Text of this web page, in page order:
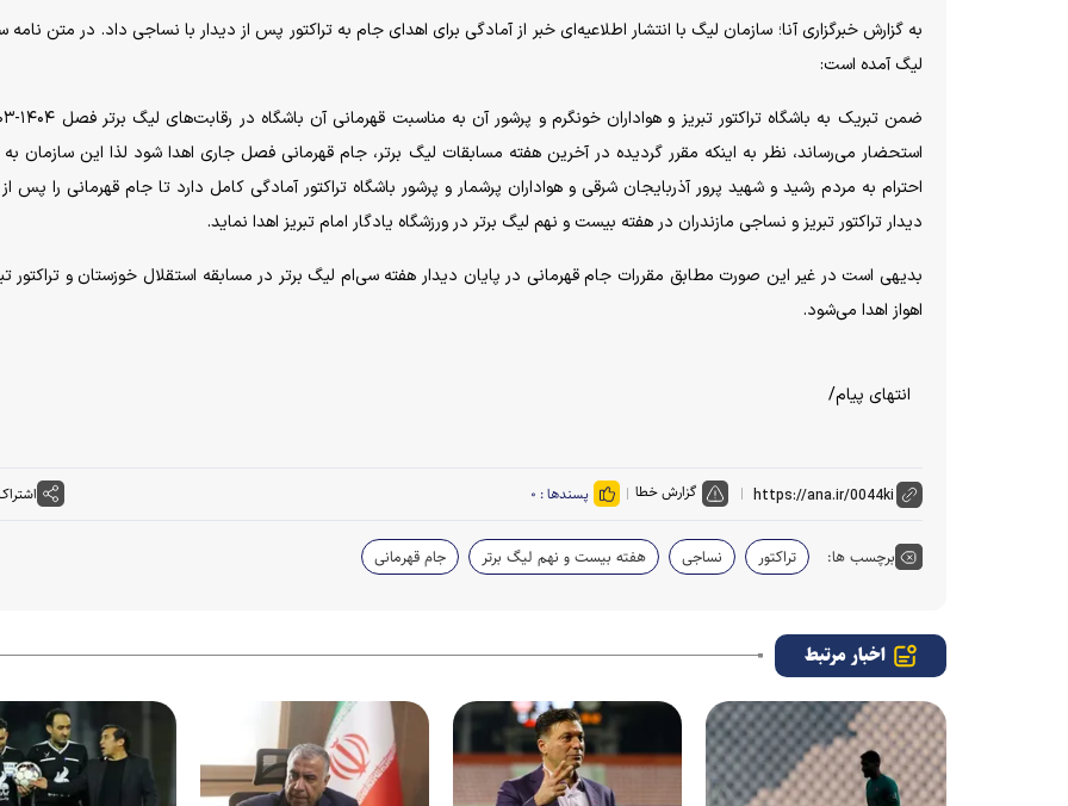
به گزارش خبرگزاری آنا؛ سازمان لیگ با انتشار اطلاعیه‌ای خبر از آمادگی برای اهدای جام به تراکتور پس از دیدار با نساجی داد. در متن نامه
لیگ آمده است:
استحضار می‌رساند، نظر به اینکه مقرر گردیده در آخرین هفته مسابقات لیگ برتر، جام قهرمانی فصل جاری اهدا شود لذا این سازمان به
احترام به مردم رشید و شهید پرور آذربایجان شرقی و هواداران پرشمار و پرشور باشگاه تراکتور آمادگی کامل دارد تا جام قهرمانی را پس
دیدار تراکتور تبریز و نساجی مازندران در هفته بیست و نهم لیگ برتر در ورزشگاه یادگار امام تبریز اهدا نماید.
بدیهی است در غیر این صورت مطابق مقررات جام قهرمانی در پایان دیدار هفته سی‌ام لیگ برتر در مسابقه استقلال خوزستان و تراکتور
اهواز اهدا می‌شود.
انتهای پیام/
گزارش خطا پسندها : ۰
برچسب ها: تراکتور نساجی هفته بیست و نهم لیگ برتر جام قهرمانی
اخبار مرتبط